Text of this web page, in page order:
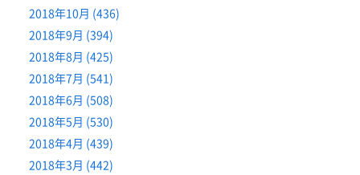
2018年10月 (436)
2018年9月 (394)
2018年8月 (425)
2018年7月 (541)
2018年6月 (508)
2018年5月 (530)
2018年4月 (439)
2018年3月 (442)